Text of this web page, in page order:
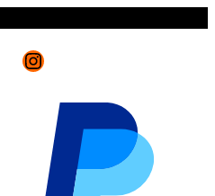
Instagram